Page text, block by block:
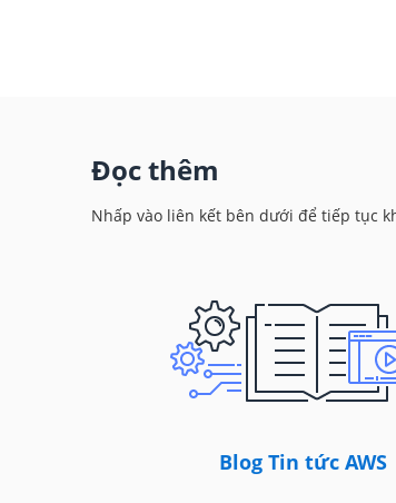
Đọc thêm
Nhấp vào liên kết bên dưới để tiếp tục
Blog Tin tức AWS